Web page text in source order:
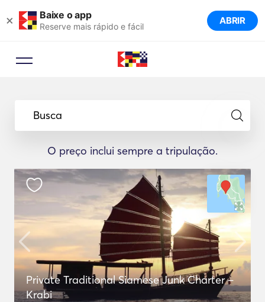
× Baixe o app
Reserve mais rápido e fácil ABRIR
Busca
O preço inclui sempre a tripulação.
Private Traditional Siamese Junk Charter –
Krabi